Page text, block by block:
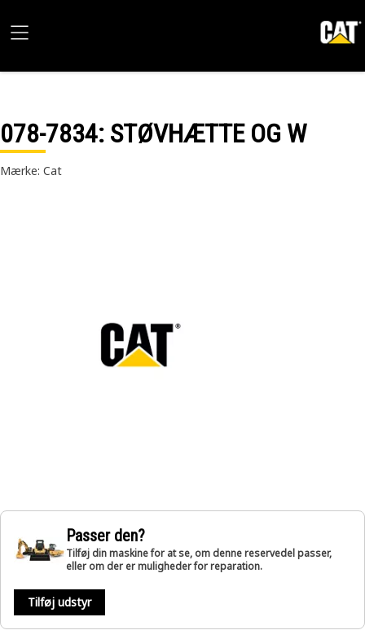
078-7834: STØVHÆTTE OG W
Mærke: Cat
Passer den?
Tilføj din maskine for at se, om denne reservedel passer,
eller om der er muligheder for reparation.
Tilføj udstyr